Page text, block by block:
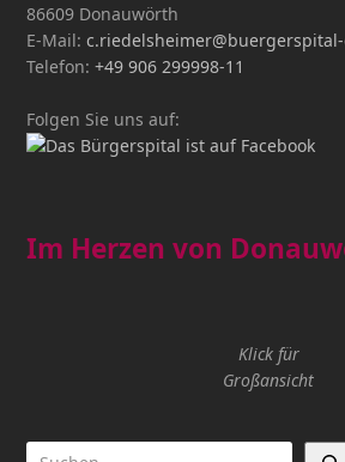
86609 Donauwörth
E-Mail:
Telefon:+49 906 299998-11
Folgen Sie uns auf:
Im Herzen von
Klick für
Großansicht